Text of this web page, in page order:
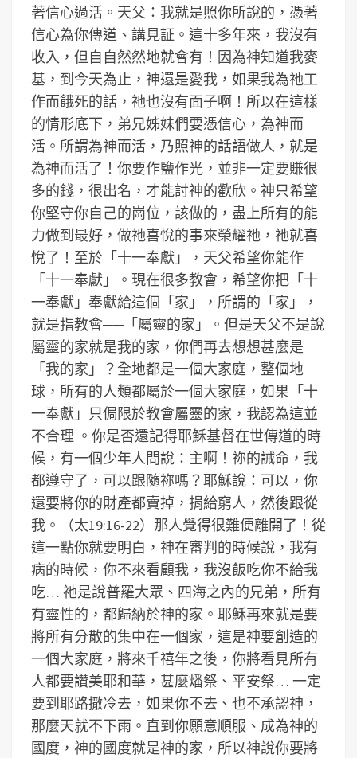
著信心過活。天父：我就是照你所說的，憑著
信心為你傳道、講見証。這十多年來，我沒有
收入，但自自然然地就會有！因為神知道我麥
基，到今天為止，神還是愛我，如果我為祂工
作而餓死的話，祂也沒有面子啊！所以在這樣
的情形底下，弟兄姊妹們要憑信心，為神而
活。所謂為神而活，乃照神的話語做人，就是
為神而活了！你要作鹽作光，並非一定要賺很
多的錢，很出名，才能討神的歡欣。神只希望
你堅守你自己的崗位，該做的，盡上所有的能
力做到最好，做祂喜悅的事來榮耀祂，祂就喜
悅了！至於「十一奉獻」，天父希望你能作
「十一奉獻」。現在很多教會，希望你把「十
一奉獻」奉獻給這個「家」，所謂的「家」，
就是指教會──「屬靈的家」。但是天父不是說
屬靈的家就是我的家，你們再去想想甚麼是
「我的家」？全地都是一個大家庭，整個地
球，所有的人類都屬於一個大家庭，如果「十
一奉獻」只侷限於教會屬靈的家，我認為這並
不合理 。你是否還記得耶穌基督在世傳道的時
候，有一個少年人問說：主啊！祢的誡命，我
都遵守了，可以跟隨祢嗎？耶穌說：可以，你
還要將你的財產都賣掉，捐給窮人，然後跟從
我。（太19:16-22）那人覺得很難便離開了！從
這一點你就要明白，神在審判的時候說，我有
病的時候，你不來看顧我，我沒飯吃你不給我
吃… 祂是說普羅大眾、四海之內的兄弟，所有
有靈性的，都歸納於神的家。耶穌再來就是要
將所有分散的集中在一個家，這是神要創造的
一個大家庭，將來千禧年之後，你將看見所有
人都要讚美耶和華，甚麼燔祭、平安祭… 一定
要到耶路撒冷去，如果你不去、也不承認神，
那麼天就不下雨。直到你願意順服、成為神的
國度，神的國度就是神的家，所以神說你要將